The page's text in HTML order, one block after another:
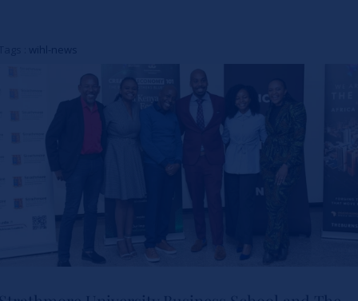
Leadership